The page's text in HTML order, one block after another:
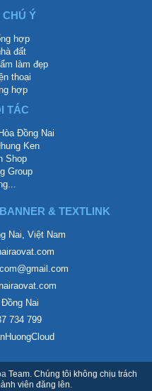
Ý
hợp
đất
làm đẹp
thoại
hợp
TÁC
Đồng Nai
Ken
Shop
Group
& TEXTLINK
Nai, Việt Nam
Nai
734 799
Team. Chúng tôi không chịu trách
viên đăng lên.